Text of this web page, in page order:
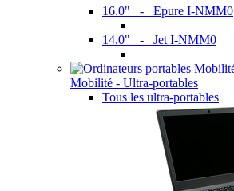
16.0" - Epure I-NMM0
14.0" - Jet I-NMM0
Mobilité - Ultra-portables
Tous les ultra-portables